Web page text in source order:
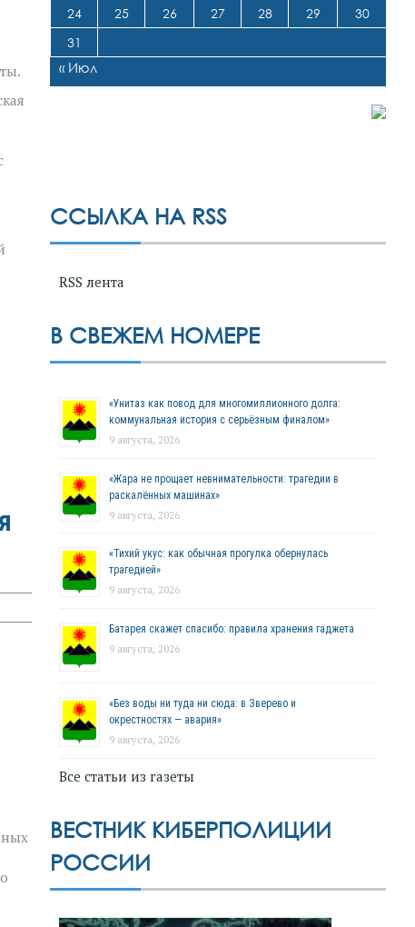
24
25 26 27 28 29
30
31
« Июл
ССЫЛКА НА RSS
RSS лента
В СВЕЖЕМ НОМЕРЕ
«Унитаз как повод для многомиллионного долга:
коммунальная история с серьёзным финалом»
9 августа, 2026
«Жара не прощает невнимательности: трагедии в
раскалённых машинах»
9 августа, 2026
«Тихий укус: как обычная прогулка обернулась
трагедией»
9 августа, 2026
Батарея скажет спасибо: правила хранения гаджета
9 августа, 2026
«Без воды ни туда ни сюда: в Зверево и
окрестностях — авария»
9 августа, 2026
Все статьи из газеты
ВЕСТНИК КИБЕРПОЛИЦИИ
РОССИИ